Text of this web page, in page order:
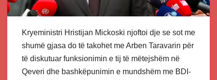
Kryeministri Hristijan Mickoski njoftoi dje se sot me
shumë gjasa do të takohet me Arben Taravarin për
të diskutuar funksionimin e tij të mëtejshëm në
Qeveri dhe bashkëpunimin e mundshëm me BDI-